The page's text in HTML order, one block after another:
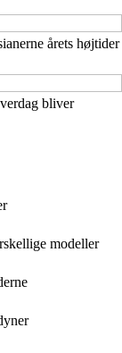
årets højtider
bliver
modeller